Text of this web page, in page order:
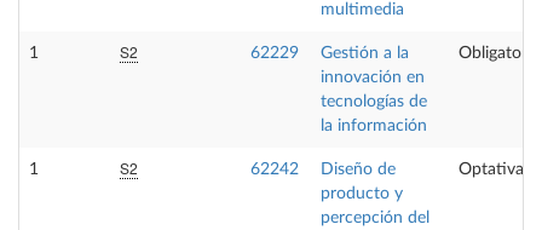
multimedia
1 S2 62229
Gestión a la
innovación en
tecnologías de
la información
Obligatoria
1 S2 62242
Diseño de
producto y
percepción del
Optativa